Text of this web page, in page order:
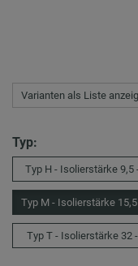
Varianten als Liste
Typ:
Typ H - Isolierstärke 9,5
Typ M - Isolierstärke
Typ T - Isolierstärke 32